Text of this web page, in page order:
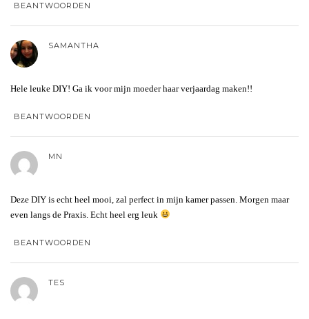
BEANTWOORDEN
SAMANTHA
Hele leuke DIY! Ga ik voor mijn moeder haar verjaardag maken!!
BEANTWOORDEN
MN
Deze DIY is echt heel mooi, zal perfect in mijn kamer passen. Morgen maar
even langs de Praxis. Echt heel erg leuk
BEANTWOORDEN
TES